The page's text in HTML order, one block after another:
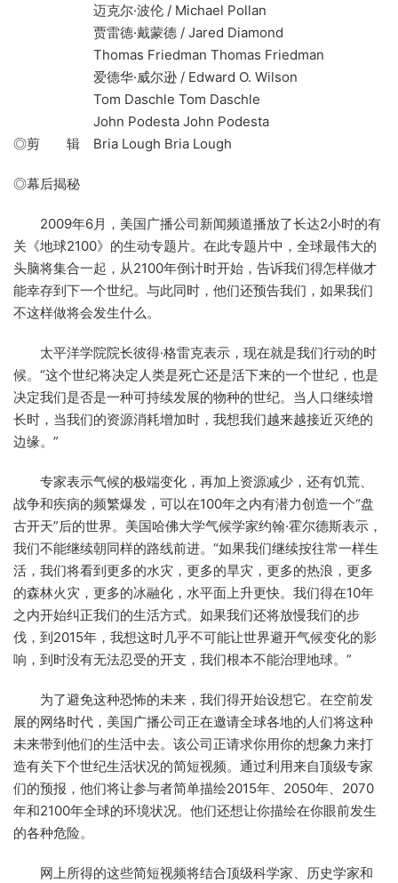
迈克尔·波伦 / Michael Pollan
贾雷德·戴蒙德 / Jared Diamond
Thomas Friedman Thomas Friedman
爱德华·威尔逊 / Edward O. Wilson
Tom Daschle Tom Daschle
John Podesta John Podesta
◎剪 辑 Bria Lough Bria Lough
◎幕后揭秘
2009年6月，美国广播公司新闻频道播放了长达2小时的有
关《地球2100》的生动专题片。在此专题片中，全球最伟大的
头脑将集合一起，从2100年倒计时开始，告诉我们得怎样做才
能幸存到下一个世纪。与此同时，他们还预告我们，如果我们
不这样做将会发生什么。
太平洋学院院长彼得·格雷克表示，现在就是我们行动的时
候。“这个世纪将决定人类是死亡还是活下来的一个世纪，也是
决定我们是否是一种可持续发展的物种的世纪。当人口继续增
长时，当我们的资源消耗增加时，我想我们越来越接近灭绝的
边缘。”
专家表示气候的极端变化，再加上资源减少，还有饥荒、
战争和疾病的频繁爆发，可以在100年之内有潜力创造一个“盘
古开天”后的世界。美国哈佛大学气候学家约翰·霍尔德斯表示，
我们不能继续朝同样的路线前进。“如果我们继续按往常一样生
活，我们将看到更多的水灾，更多的旱灾，更多的热浪，更多
的森林火灾，更多的冰融化，水平面上升更快。我们得在10年
之内开始纠正我们的生活方式。如果我们还将放慢我们的步
伐，到2015年，我想这时几乎不可能让世界避开气候变化的影
响，到时没有无法忍受的开支，我们根本不能治理地球。”
为了避免这种恐怖的未来，我们得开始设想它。在空前发
展的网络时代，美国广播公司正在邀请全球各地的人们将这种
未来带到他们的生活中去。该公司正请求你用你的想象力来打
造有关下个世纪生活状况的简短视频。通过利用来自顶级专家
们的预报，他们将让参与者简单描绘2015年、2050年、2070
年和2100年全球的环境状况。他们还想让你描绘在你眼前发生
的各种危险。
网上所得的这些简短视频将结合顶级科学家、历史学家和